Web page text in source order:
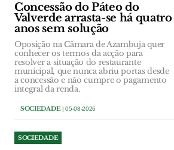
Concessão do Páteo do
Valverde arrasta-se há quatro
anos sem solução
Oposição na Câmara de Azambuja quer
conhecer os termos da acção para
resolver a situação do restaurante
municipal, que nunca abriu portas desde
a concessão e não cumpre o pagamento
integral da renda.
SOCIEDADE| 05-08-2026
SOCIEDADE